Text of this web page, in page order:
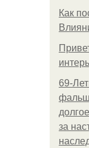
Как
69-
за